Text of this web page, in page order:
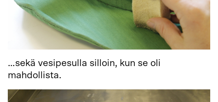
…sekä vesipesulla silloin, kun se oli
mahdollista.